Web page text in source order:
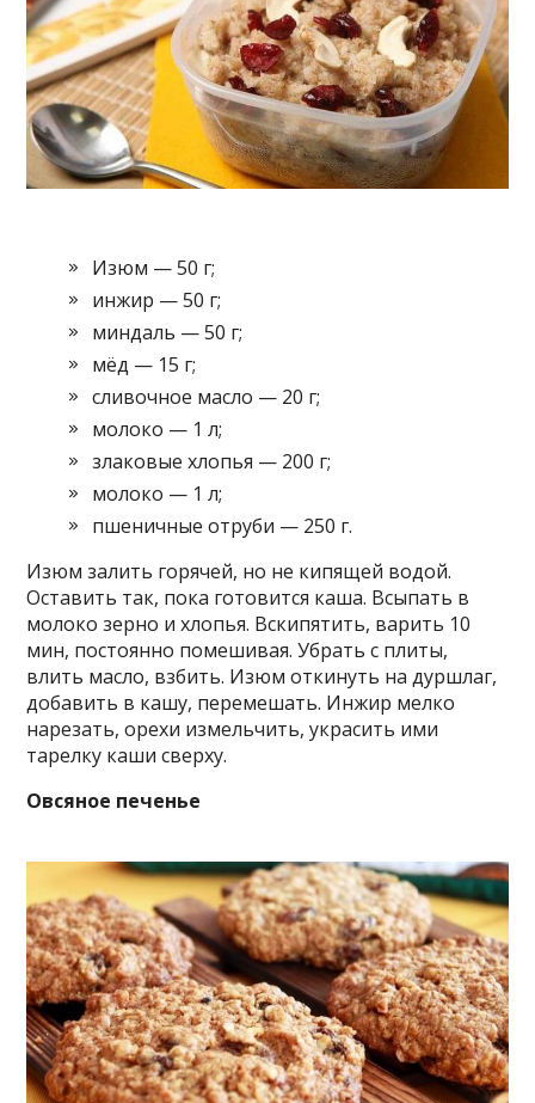
Изюм — 50 г;
инжир — 50 г;
миндаль — 50 г;
мёд — 15 г;
сливочное масло — 20 г;
молоко — 1 л;
злаковые хлопья — 200 г;
молоко — 1 л;
пшеничные отруби — 250 г.
Изюм залить горячей, но не кипящей водой.
Оставить так, пока готовится каша. Всыпать в
молоко зерно и хлопья. Вскипятить, варить 10
мин, постоянно помешивая. Убрать с плиты,
влить масло, взбить. Изюм откинуть на дуршлаг,
добавить в кашу, перемешать. Инжир мелко
нарезать, орехи измельчить, украсить ими
тарелку каши сверху.
Овсяное печенье